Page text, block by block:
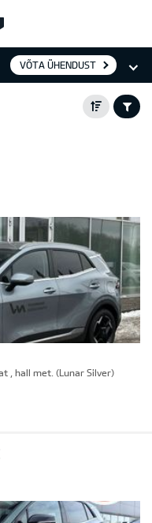
VÕTA ÜHENDUST
, hall met. (Lunar Silver)